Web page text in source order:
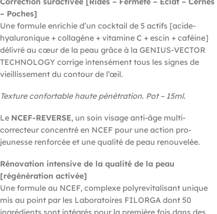
– Poches]
Une formule enrichie d’un cocktail de 5 actifs [acide-
hyaluronique + collagène + vitamine C + escin + caféine]
délivré au cœur de la peau grâce à la GENIUS-VECTOR
TECHNOLOGY corrige intensément tous les signes de
vieillissement du contour de l’œil.
Texture confortable haute pénétration. Pot – 15ml.
Le NCEF-REVERSE, un soin visage anti-âge multi-
correcteur concentré en NCEF pour une action pro-
jeunesse renforcée et une qualité de peau renouvelée.
Rénovation intensive de la qualité de la peau
[régénération activée]
Une formule au NCEF, complexe polyrevitalisant unique
mis au point par les Laboratoires FILORGA dont 50
ingrédients sont intégrés pour la première fois dans des